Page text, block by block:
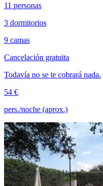
11 personas
3 dormitorios
9 camas
Cancelación gratuita
Todavía no se te cobrará nada.
54 €
pers./noche (aprox.)